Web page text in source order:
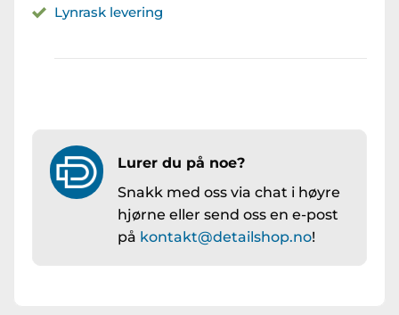
Lynrask levering
Lurer du på noe?
Snakk med oss via chat i høyre
hjørne eller send oss en e-post
på kontakt@detailshop.no!